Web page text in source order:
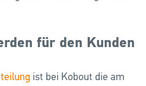
für den Kunden
ist bei Kobout die am